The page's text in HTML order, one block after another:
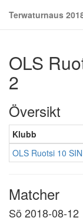
Terwaturnaus
OLS
2
Översikt
Klubb
OLS Ruotsi 10
Matcher
Sö 2018-08-12